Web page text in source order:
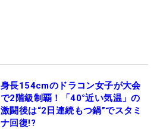
身長154cmのドラコン女子が大会
で2階級制覇！「40°近い気温」の
激闘後は“2日連続もつ鍋”でスタミ
ナ回復!?